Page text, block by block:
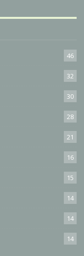
46
32
30
28
21
16
15
14
14
14